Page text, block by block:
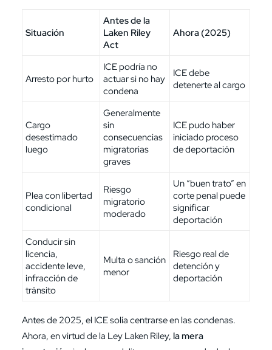
Situación
Antes de la
Laken Riley
Act
Ahora (2025)
Arresto por hurto
ICE podría no
actuar si no hay
condena
ICE debe
detenerte al cargo
Cargo
desestimado
luego
Generalmente
sin
consecuencias
migratorias
graves
ICE pudo haber
iniciado proceso
de deportación
Plea con libertad
condicional
Riesgo
migratorio
moderado
Un “buen trato” en
corte penal puede
significar
deportación
Conducir sin
licencia,
accidente leve,
infracción de
tránsito
Multa o sanción
menor
Riesgo real de
detención y
deportación
Antes de 2025, el ICE solía centrarse en las condenas.
Ahora, en virtud de la Ley Laken Riley, la mera